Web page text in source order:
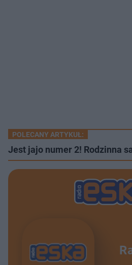
POLECANY ARTYKUŁ:
Jest jajo numer 2! Rodzinna